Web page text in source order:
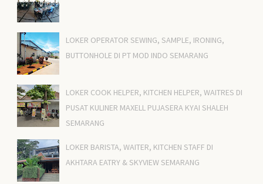
LOKER OPERATOR SEWING, SAMPLE, IRONING,
BUTTONHOLE DI PT MOD INDO SEMARANG
LOKER COOK HELPER, KITCHEN HELPER, WAITRES DI
PUSAT KULINER MAXELL PUJASERA KYAI SHALEH
SEMARANG
LOKER BARISTA, WAITER, KITCHEN STAFF DI
AKHTARA EATRY & SKYVIEW SEMARANG